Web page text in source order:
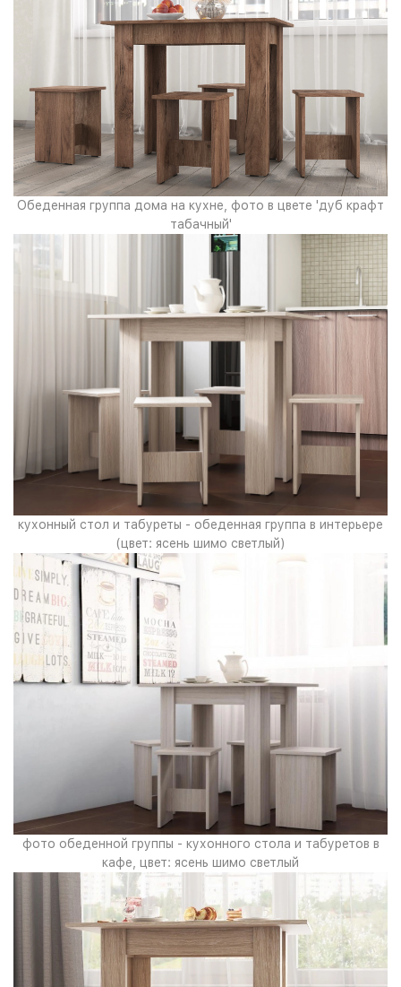
Обеденная группа дома на кухне, фото в цвете 'дуб крафт
табачный'
кухонный стол и табуреты - обеденная группа в интерьере
(цвет: ясень шимо светлый)
фото обеденной группы - кухонного стола и табуретов в
кафе, цвет: ясень шимо светлый